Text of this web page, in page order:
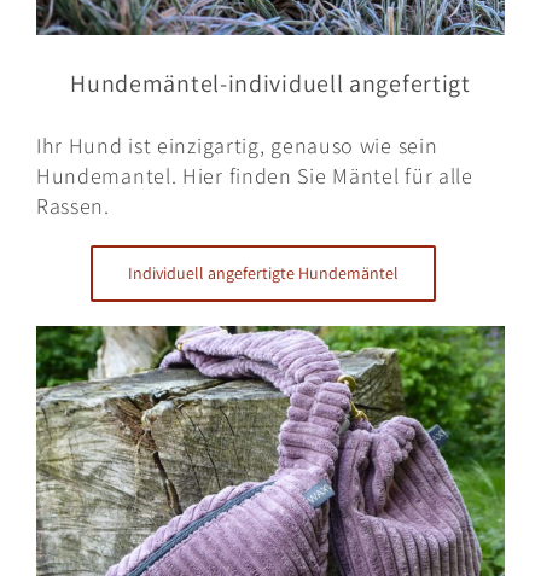
Hundemäntel-individuell angefertigt
Ihr Hund ist einzigartig, genauso wie sein
Hundemantel. Hier finden Sie Mäntel für alle
Rassen.
Individuell angefertigte Hundemäntel